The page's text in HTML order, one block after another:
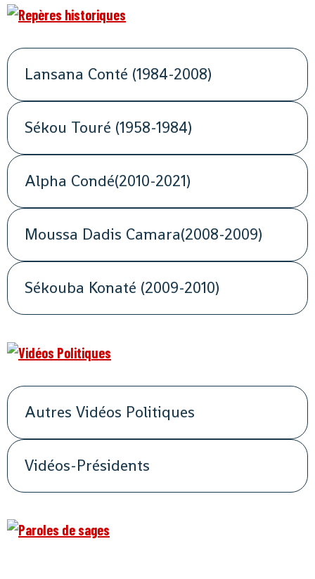
Lansana Conté (1984-2008)
Sékou Touré (1958-1984)
Alpha Condé(2010-2021)
Moussa Dadis Camara(2008-2009)
Sékouba Konaté (2009-2010)
Autres Vidéos Politiques
Vidéos-Présidents